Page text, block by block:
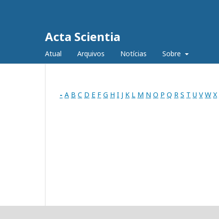
Acta Scientia
Atual Arquivos Notícias Sobre
- A B C D E F G H I J K L M N O P Q R S T U V W X